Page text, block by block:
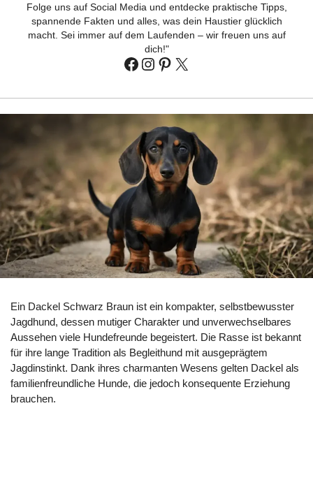
Folge uns auf Social Media und entdecke praktische Tipps,
spannende Fakten und alles, was dein Haustier glücklich
macht. Sei immer auf dem Laufenden – wir freuen uns auf
dich!"
Ein Dackel Schwarz Braun ist ein kompakter, selbstbewusster
Jagdhund, dessen mutiger Charakter und unverwechselbares
Aussehen viele Hundefreunde begeistert. Die Rasse ist bekannt
für ihre lange Tradition als Begleithund mit ausgeprägtem
Jagdinstinkt. Dank ihres charmanten Wesens gelten Dackel als
familienfreundliche Hunde, die jedoch konsequente Erziehung
brauchen.